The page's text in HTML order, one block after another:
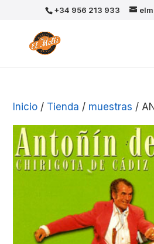
+34 956 213 933
Inicio / Tienda / muestras /